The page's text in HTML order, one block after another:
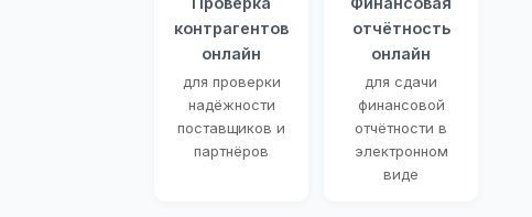
контрагентов
онлайн
для проверки
надёжности
поставщиков и
партнёров
отчётность
онлайн
для сдачи
финансовой
отчётности в
электронном
виде